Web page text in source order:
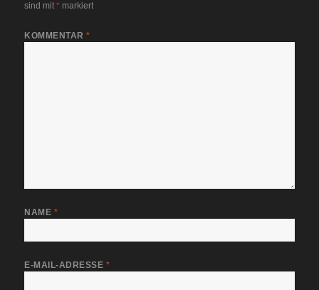
sind mit* markiert
KOMMENTAR*
NAME *
E-MAIL-ADRESSE *